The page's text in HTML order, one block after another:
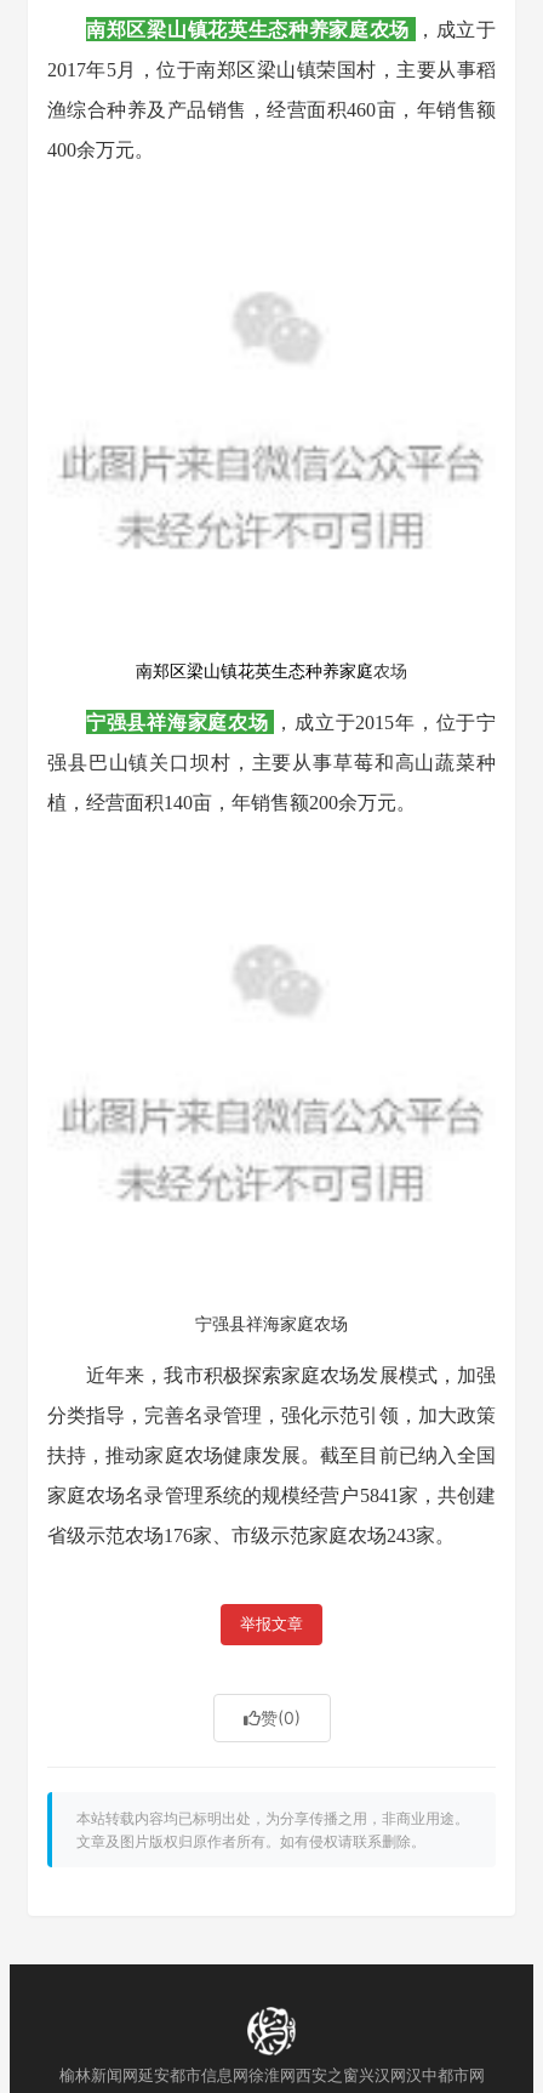
南郑区梁山镇花英生态种养家庭农场
，成立于
2017年5月，位于南郑区梁山镇荣国村，主要从事稻
渔综合种养及产品销售，经营面积460亩，年销售额
400余万元。
南郑区梁山镇花英生态种养家庭农场
宁强县祥海家庭农场
，成立于2015年，位于宁
强县巴山镇关口坝村，主要从事草莓和高山蔬菜种
植，经营面积140亩， 年销售额200余万元。
宁强县祥海家庭农场
近年来，我市积极探索家庭农场发展模式，加强
分类指导，完善名录管理，强化示范引领，加大政策
扶持，推动家庭农场健康发展。截至目前已纳入全国
家庭农场名录管理系统的规模经营户5841家，共创建
省级示范农场176家、市级示范家庭农场243家。
举报文章
赞(0)
本站转载内容均已标明出处，为分享传播之用，非商业用途。
文章及图片版权归原作者所有。如有侵权请联系删除。
榆林新闻网延安都市信息网徐淮网西安之窗兴汉网汉中都市网